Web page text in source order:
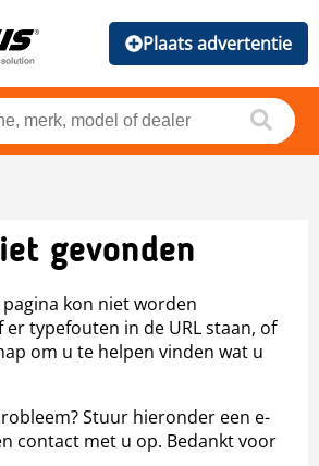
Plaats advertentie
gevonden
kon niet worden
er typefouten in de URL staan, of
om u te helpen vinden wat u
Stuur hieronder een e-
contact met u op. Bedankt voor